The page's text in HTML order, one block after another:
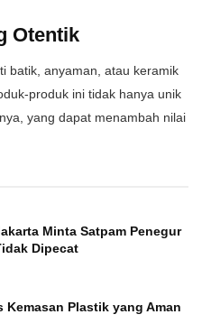
Otentik
batik, anyaman, atau keramik
produk ini tidak hanya unik
yang dapat menambah nilai
Minta Satpam Penegur
Dipecat
Kemasan Plastik yang Aman